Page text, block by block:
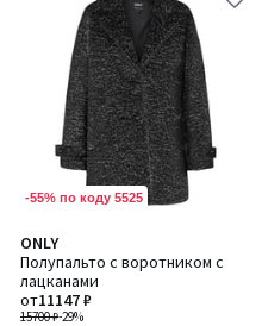
-55% по коду 5525
ONLY
Полупальто с воротником с
лацканами
15700 ₽-29%
от11147 ₽